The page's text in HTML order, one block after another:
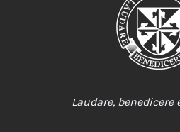
Laudare, benedicere